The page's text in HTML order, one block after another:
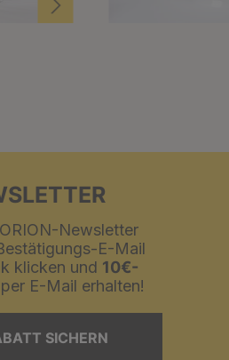
Newsletter
E-Mail
klicken und 10€-
per E-Mail erhalten!
SICHERN